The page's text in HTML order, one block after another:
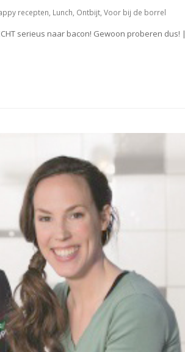
recepten, Lunch, Ontbijt, Voor bij de borrel
serieus naar bacon! Gewoon proberen dus! |